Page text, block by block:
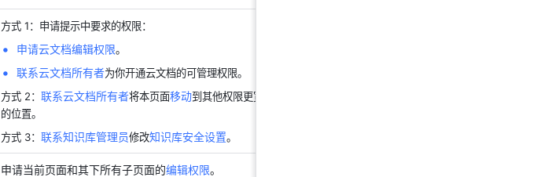
方式 1：申请提示中要求的权限：
申请云文档编辑权限。
联系云文档所有者为你开通云文档的可管理权限。
方式 2： 联系云文档所有者将本页面移动到其他权限更宽松
的位置。
方式 3： 联系知识库管理员修改知识库安全设置。
申请当前页面和其下所有子页面的编辑权限。